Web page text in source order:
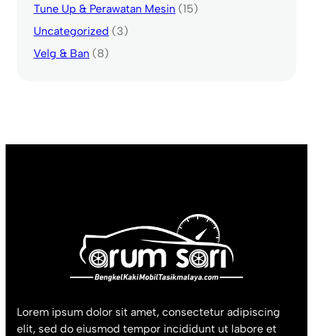
Tune Up & Perawatan Mesin (15)
Uncategorized (3)
Velg & Ban (8)
Lorem ipsum dolor sit amet, consectetur adipiscing
elit, sed do eiusmod tempor incididunt ut labore et